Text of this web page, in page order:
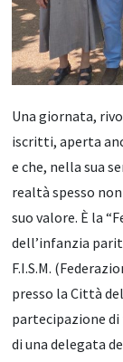
Una giornata,
iscritti, aperta
e che, nella sua
realtà spesso
suo valore. È la
dell’infanzia
F.I.S.M.
presso la Città
partecipazione di
di una delegata